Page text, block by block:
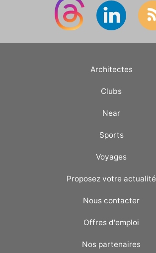
Architectes
Clubs
Near
Sports
Voyages
Proposez votre actualité
Nous contacter
Offres d'emploi
Nos partenaires